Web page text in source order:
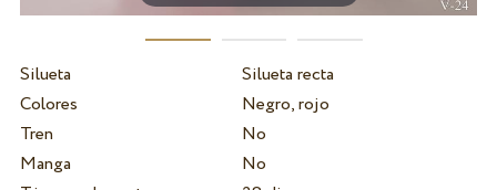
Silueta
Silueta recta
Colores
Negro, rojo
Tren
No
Manga
No